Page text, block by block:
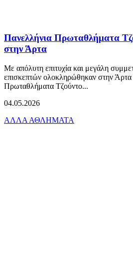
Πανελλήνια Πρωταθλήματα
στην Άρτα
Με απόλυτη επιτυχία και μεγάλη
επισκεπτών ολοκληρώθηκαν στην Άρτα
Πρωταθλήματα Τζούντο...
04.05.2026
ΑΛΛΑ ΑΘΛΗΜΑΤΑ